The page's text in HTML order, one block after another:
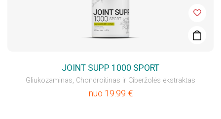
JOINT SUPP 1000 SPORT
Gliukozaminas, Сhondroitinas ir Ciberžolės ekstraktas
nuo 19.99 €